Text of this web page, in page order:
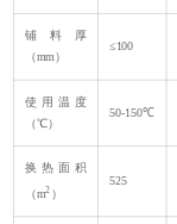
铺料厚
（mm）
≤100
使用温度
（℃）
50-150℃
换热面积
（m2 ）
525